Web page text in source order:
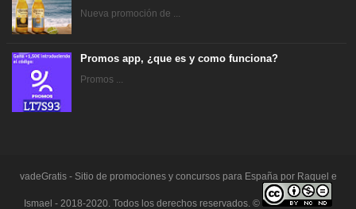
Nueva promoción de ...
Promos app, ¿que es y como funciona?
Promos ...
vadeGratis - Sitio de promociones y concursos para España por Raquel e
Ismael - 2018-2020. Todos los derechos reservados. ©